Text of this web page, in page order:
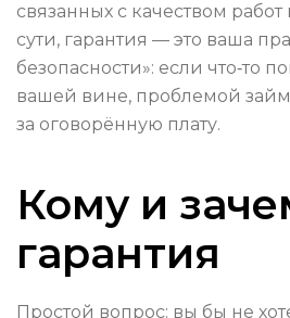
связанных с качеством
сути, гарантия — это ваша
безопасности»: если что‑то
вашей вине, проблемой
за оговорённую плату.
Кому и
гарантия
Простой вопрос: вы бы не